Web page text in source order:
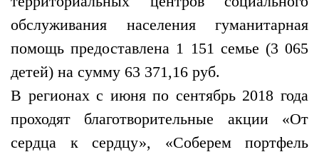
обслуживания населения гуманитарная
помощь предоставлена 1 151 семье (3 065
детей) на сумму 63 371,16 руб.
В регионах с июня по сентябрь 2018 года
проходят благотворительные акции «От
сердца к сердцу», «Соберем портфель